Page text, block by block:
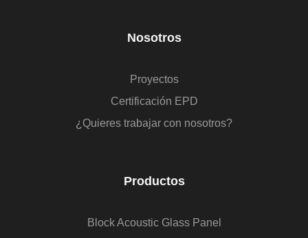
Nosotros
Proyectos
Certificación EPD
¿Quieres trabajar con nosotros?
Productos
Block Acoustic Glass Panel